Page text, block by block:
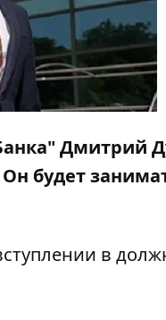
Дмитрий
Он будет
в